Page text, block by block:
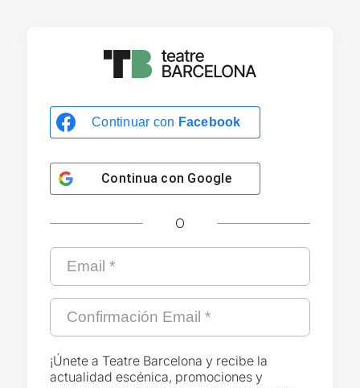
Continuar con Facebook
Continua con Google
O
¡Únete a Teatre Barcelona y recibe la
actualidad escénica, promociones y